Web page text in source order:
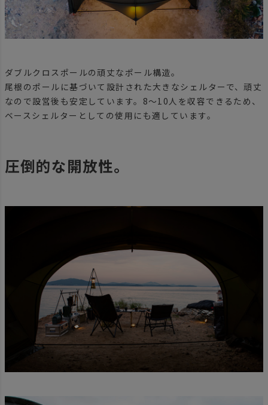
ダブルクロスポールの頑丈なポール構造。
尾根のポールに基づいて設計された大きなシェルターで、頑丈
なので設営後も安定しています。8〜10人を収容できるため、
ベースシェルターとしての使用にも適しています。
圧倒的な開放性。